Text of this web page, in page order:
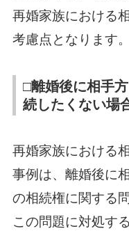
再婚家族における
考慮点となります。
□離婚後に相手
続したくない場
再婚家族における
事例は、離婚後に
の相続権に関する
この問題に対処す